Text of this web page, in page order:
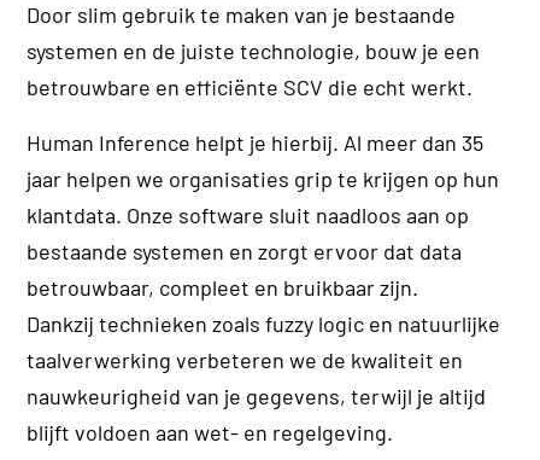
Door slim gebruik te maken van je bestaande
systemen en de juiste technologie, bouw je een
betrouwbare en efficiënte SCV die echt werkt.
Human Inference helpt je hierbij. Al meer dan 35
jaar helpen we organisaties grip te krijgen op hun
klantdata. Onze software sluit naadloos aan op
bestaande systemen en zorgt ervoor dat data
betrouwbaar, compleet en bruikbaar zijn.
Dankzij technieken zoals fuzzy logic en natuurlijke
taalverwerking verbeteren we de kwaliteit en
nauwkeurigheid van je gegevens, terwijl je altijd
blijft voldoen aan wet- en regelgeving.